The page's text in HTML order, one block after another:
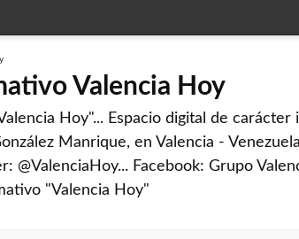
Valencia Hoy
Hoy"... Espacio digital de
Manrique, en Valencia -
@ValenciaHoy... Facebook: Grupo
"Valencia Hoy"